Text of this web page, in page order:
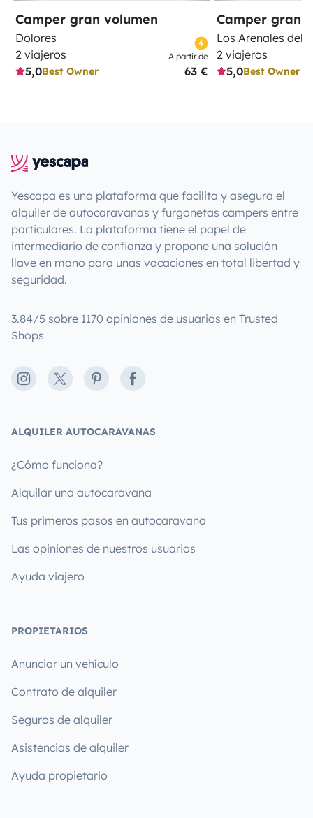
Camper gran volumen
Dolores
2 viajeros
5,0Best Owner
A partir de
63 €
Camper gran
Los Arenales del
2 viajeros
5,0Best Owner
Yescapa es una plataforma que facilita y asegura el
alquiler de autocaravanas y furgonetas campers entre
particulares. La plataforma tiene el papel de
intermediario de confianza y propone una solución
llave en mano para unas vacaciones en total libertad y
seguridad.
3.84/5 sobre 1170 opiniones de usuarios en Trusted
Shops
Instagram
X PinterestFacebook
ALQUILER AUTOCARAVANAS
¿Cómo funciona?
Alquilar una autocaravana
Tus primeros pasos en autocaravana
Las opiniones de nuestros usuarios
Ayuda viajero
PROPIETARIOS
Anunciar un vehículo
Contrato de alquiler
Seguros de alquiler
Asistencias de alquiler
Ayuda propietario